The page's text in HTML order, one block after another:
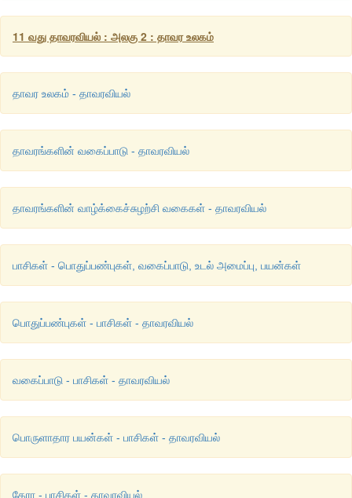
• நகரும் ஆண்கேமீட்கள் காணப்படுவதில்லை
• பூவிதழ்களைக் கொண்ட மலர் போன்ற அமைப்பு
எடுத்துக்காட்டு: நீட்டம், எஃபிட்ரா
11 வது தாவரவியல் : அலகு 2 : தாவர உலகம்
தாவர உலகம் - தாவரவியல்
தாவரங்களின் வகைப்பாடு - தாவரவியல்
தாவரங்களின் வாழ்க்கைச்சுழற்சி வகைகள் - தாவரவியல்
பாசிகள் - பொதுப்பண்புகள், வகைப்பாடு, உடல் அமைப்பு, பயன்கள்
பொதுப்பண்புகள் - பாசிகள் - தாவரவியல்
வகைப்பாடு - பாசிகள் - தாவரவியல்
பொருளாதார பயன்கள் - பாசிகள் - தாவரவியல்
கேரா - பாசிகள் - தாவரவியல்